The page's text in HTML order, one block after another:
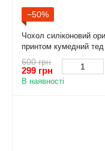
−50%
Чохол силіконовий
принтом кумедний
Lite 5G NE чорний
600 грн
299 грн
В наявності